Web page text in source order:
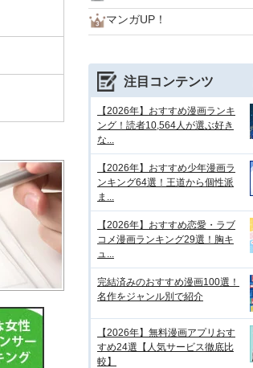
マンガUP！
注目コンテンツ
【2026年】おすすめ漫画ランキ
ング！読者10,564人が選ぶ好き
な...
【2026年】おすすめ少年漫画ラ
ンキング64選！王道から個性派
ま...
【2026年】おすすめ恋愛・ラブ
コメ漫画ランキング29選！胸キ
ュ...
完結済みのおすすめ漫画100選！
名作をジャンル別で紹介
【2026年】無料漫画アプリおす
すめ24選【人気サービス徹底比
較】